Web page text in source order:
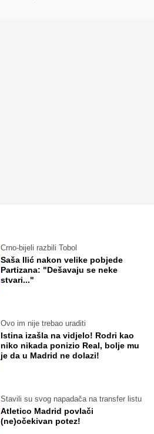
Crno-bijeli razbili Tobol
Saša Ilić nakon velike pobjede
Partizana: "Dešavaju se neke
stvari..."
Ovo im nije trebao uraditi
Istina izašla na vidjelo! Rodri kao
niko nikada ponizio Real, bolje mu
je da u Madrid ne dolazi!
Stavili su svog napadača na transfer listu
Atletico Madrid povlači
(ne)očekivan potez!